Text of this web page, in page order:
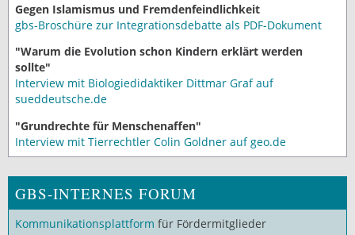
Gegen Islamismus und Fremdenfeindlichkeit
gbs-Broschüre zur Integrationsdebatte als PDF-Dokument
"Warum die Evolution schon Kindern erklärt werden
sollte"
Interview mit Biologiedidaktiker Dittmar Graf auf
sueddeutsche.de
"Grundrechte für Menschenaffen"
Interview mit Tierrechtler Colin Goldner auf geo.de
GBS-INTERNES FORUM
Kommunikationsplattform für Fördermitglieder